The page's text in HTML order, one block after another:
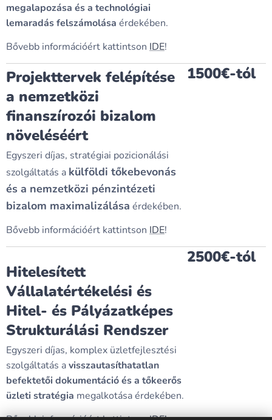
megalapozása és a technológiai
lemaradás felszámolása érdekében.
Bővebb információért kattintson IDE!
Projekttervek felépítése
a nemzetközi
finanszírozói bizalom
növeléséért
Egyszeri díjas, stratégiai pozicionálási
szolgáltatás a külföldi tőkebevonás
és a nemzetközi pénzintézeti
bizalom maximalizálása érdekében.
Bővebb információért kattintson IDE!
1500€-tól
Hitelesített
Vállalatértékelési és
Hitel- és Pályázatképes
Strukturálási Rendszer
Egyszeri díjas, komplex üzletfejlesztési
szolgáltatás avisszautasíthatatlan
befektetői dokumentáció és a tőkeerős
üzleti stratégia megalkotása érdekében.
2500€-tól